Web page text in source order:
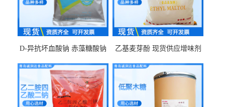
D-异抗坏血酸钠 赤藻糖酸钠
乙基麦芽酚 现货供应增味剂